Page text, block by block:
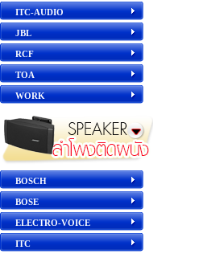
ITC-AUDIO
JBL
RCF
TOA
WORK
BOSCH
BOSE
ELECTRO-VOICE
ITC